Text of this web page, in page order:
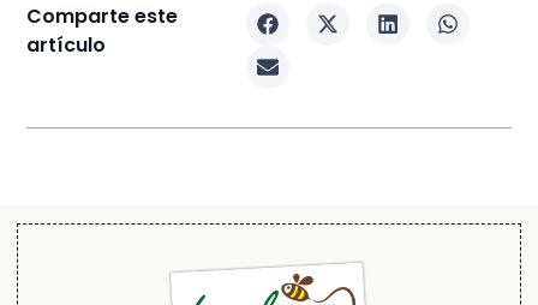
Comparte este
artículo